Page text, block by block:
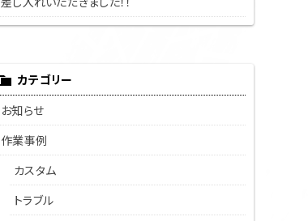
カテゴリー
お知らせ
作業事例
カスタム
トラブル